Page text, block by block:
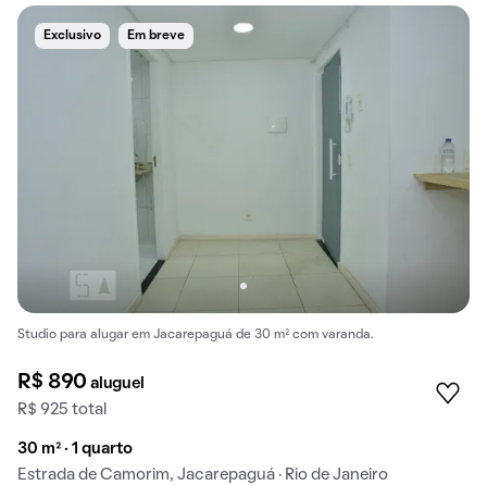
Exclusivo Em breve
Studio para alugar em Jacarepaguá de 30 m² com varanda.
R$ 890aluguel
R$ 925 total
30 m² · 1 quarto
Estrada de Camorim, Jacarepaguá · Rio de Janeiro